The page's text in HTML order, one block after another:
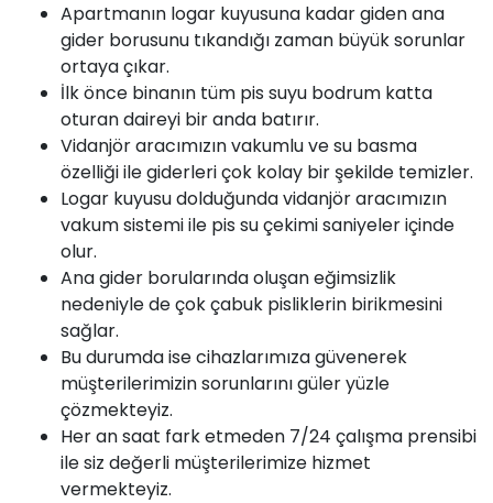
Apartmanın logar kuyusuna kadar giden ana
gider borusunu tıkandığı zaman büyük sorunlar
ortaya çıkar.
İlk önce binanın tüm pis suyu bodrum katta
oturan daireyi bir anda batırır.
Vidanjör aracımızın vakumlu ve su basma
özelliği ile giderleri çok kolay bir şekilde temizler.
Logar kuyusu dolduğunda vidanjör aracımızın
vakum sistemi ile pis su çekimi saniyeler içinde
olur.
Ana gider borularında oluşan eğimsizlik
nedeniyle de çok çabuk pisliklerin birikmesini
sağlar.
Bu durumda ise cihazlarımıza güvenerek
müşterilerimizin sorunlarını güler yüzle
çözmekteyiz.
Her an saat fark etmeden 7/24 çalışma prensibi
ile siz değerli müşterilerimize hizmet
vermekteyiz.